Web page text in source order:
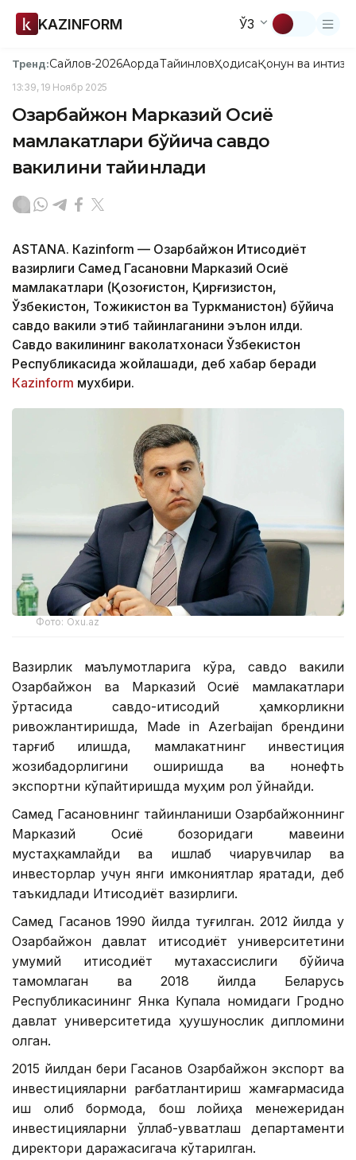
KAZINFORM ЎЗ
Тренд:Сайлов-2026АқордаТайинловҲодисаҚонун ва
13:39, 19 Ноябр 2025
Озарбайжон Марказий Осиё
мамлакатлари бўйича савдо
вакилини тайинлади
ASTANА. Кazinform — Озарбайжон Иқтисодиёт
вазирлиги Самед Гасановни Марказий Осиё
мамлакатлари (Қозоғистон, Қирғизистон,
Ўзбекистон, Тожикистон ва Туркманистон) бўйича
савдо вакили этиб тайинлаганини эълон қилди.
Савдо вакилининг ваколатхонаси Ўзбекистон
Республикасида жойлашади, деб хабар беради
Каzinform мухбири.
Фото: Oxu.az
Вазирлик маълумотларига кўра, савдо вакили
Озарбайжон ва Марказий Осиё мамлакатлари
ўртасида савдо-иқтисодий ҳамкорликни
ривожлантиришда, Made in Azerbaijan брендини
тарғиб қилишда, мамлакатнинг инвестиция
жозибадорлигини оширишда ва нонефть
экспортни кўпайтиришда муҳим рол ўйнайди.
Самед Гасановнинг тайинланиши Озарбайжоннинг
Марказий Осиё бозоридаги мавқеини
мустаҳкамлайди ва ишлаб чиқарувчилар ва
инвесторлар учун янги имкониятлар яратади, деб
таъкидлади Иқтисодиёт вазирлиги.
Самед Гасанов 1990 йилда туғилган. 2012 йилда у
Озарбайжон давлат иқтисодиёт университетини
умумий иқтисодиёт мутахассислиги бўйича
тамомлаган ва 2018 йилда Беларусь
Республикасининг Янка Купала номидаги Гродно
давлат университетида ҳуқуқшунослик дипломини
олган.
2015 йилдан бери Гасанов Озарбайжон экспорт ва
инвестицияларни рағбатлантириш жамғармасида
иш олиб бормоқда, бош лойиҳа менежеридан
инвестицияларни қўллаб-қувватлаш департаменти
директори даражасигача кўтарилган.